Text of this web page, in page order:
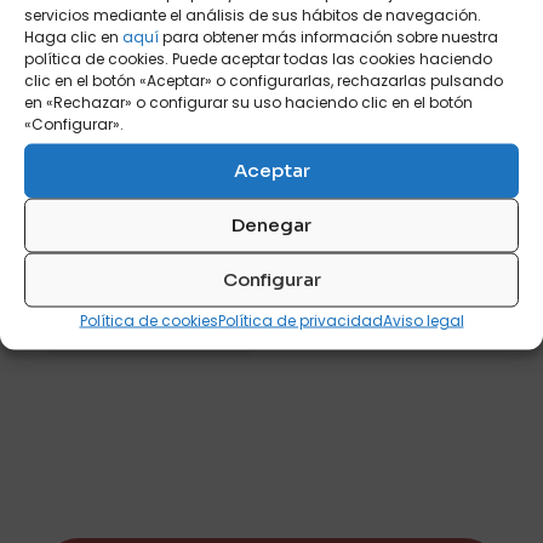
servicios mediante el análisis de sus hábitos de navegación.
Haga clic en aquípara obtener más información sobre nuestra
política de cookies. Puede aceptar todas las cookies haciendo
clic en el botón «Aceptar» o configurarlas, rechazarlas pulsando
en «Rechazar» o configurar su uso haciendo clic en el botón
«Configurar».
Aceptar
Denegar
Configurar
Política de cookiesPolítica de privacidadAviso legal
elegir
en
la
página
producto
elegir
en
la
página
producto
COMP 05
Color secundario
P855
Este